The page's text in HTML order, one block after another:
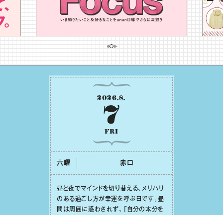
2026.8.
7
FRI
六曜 ⾚⼝
昼と夜でマインドを切り替える、メリハリ
のある過ごし⽅が幸運を呼ぶ⽇です。昼
間は周囲に惑わされず、「⾃分の本分を